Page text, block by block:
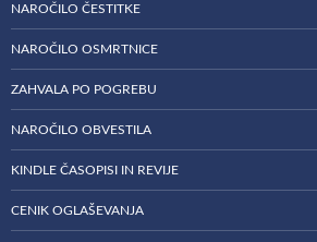
NAROČILO ČESTITKE
NAROČILO OSMRTNICE
ZAHVALA PO POGREBU
NAROČILO OBVESTILA
KINDLE ČASOPISI IN REVIJE
CENIK OGLAŠEVANJA